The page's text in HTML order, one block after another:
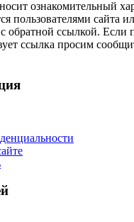
ознакомительный
пользователями сайта
обратной ссылкой. Если
ссылка просим